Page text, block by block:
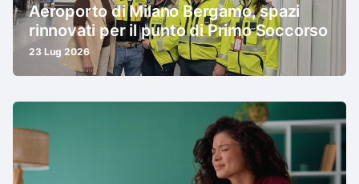
Aeroporto di Milano Bergamo, spazi
rinnovati per il punto di Primo Soccorso
23 Lug 2026